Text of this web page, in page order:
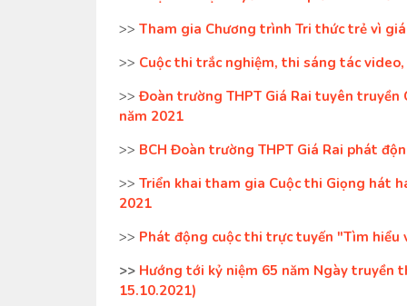
>> Tham gia Chương trình Tri thức trẻ vì
>> Cuộc thi trắc nghiệm, thi sáng tác
>>Đoàn trường THPT Giá Rai tuyên
năm 2021
>> BCH Đoàn trường THPT Giá Rai phát
>> Triển khai tham gia Cuộc thi Giọng hát
2021
>> Phát động cuộc thi trực tuyến "Tìm hiểu
>> Hướng tới kỷ niệm 65 năm Ngày truyền
15.10.2021)